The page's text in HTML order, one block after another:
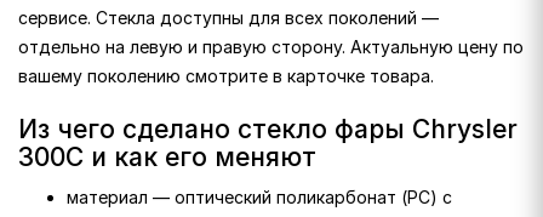
сервисе. Стекла доступны для всех поколений —
отдельно на левую и правую сторону. Актуальную цену по
вашему поколению смотрите в карточке товара.
Из чего сделано стекло фары Chrysler
300C и как его меняют
материал — оптический поликарбонат (PC) с